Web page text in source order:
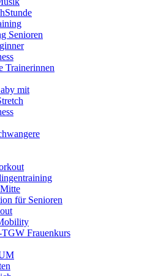
Senioren
Trainerinnen
mit
für Senioren
Frauenkurs